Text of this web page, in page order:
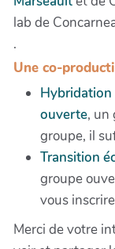
lab de
.
Une co-
Hybridation
ouverte, un
groupe, il
Transition
groupe
vous
Merci de votre